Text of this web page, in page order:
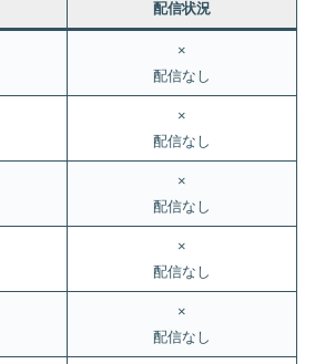
配信状況
×
配信なし
×
配信なし
×
配信なし
×
配信なし
×
配信なし